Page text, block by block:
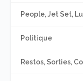
People, Jet Set,
Politique
Restos, Sorties,